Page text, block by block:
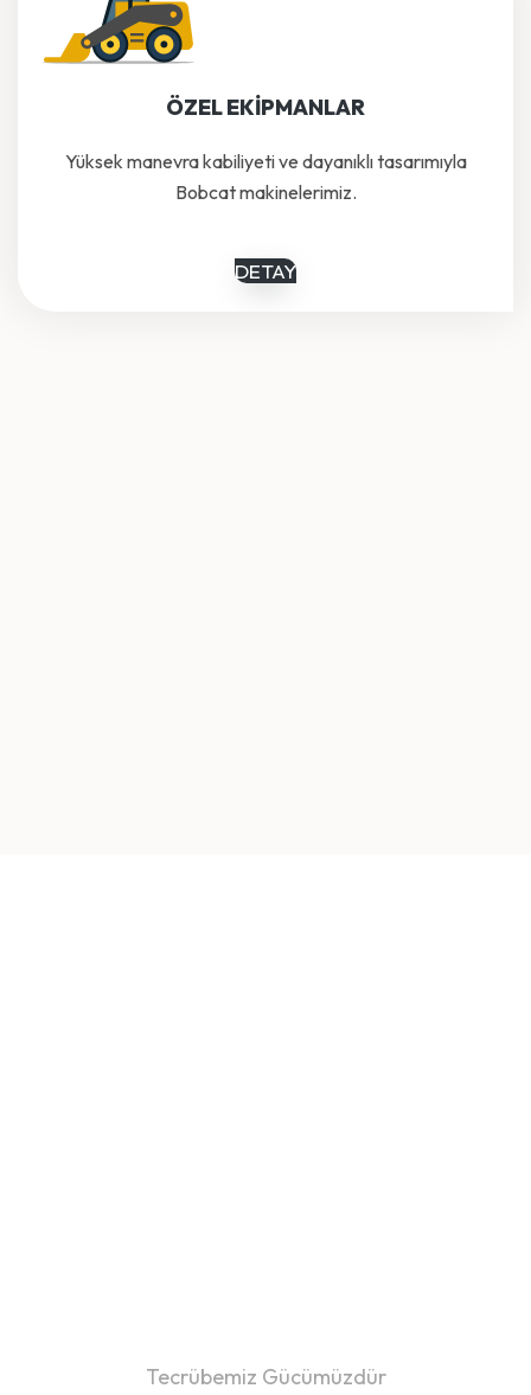
ÖZEL EKİPMANLAR
Yüksek manevra kabiliyeti ve dayanıklı tasarımıyla
Bobcat makinelerimiz.
DETAY
Tecrübemiz Gücümüzdür